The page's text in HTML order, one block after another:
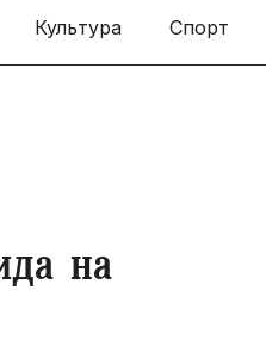
Культура Спорт
на